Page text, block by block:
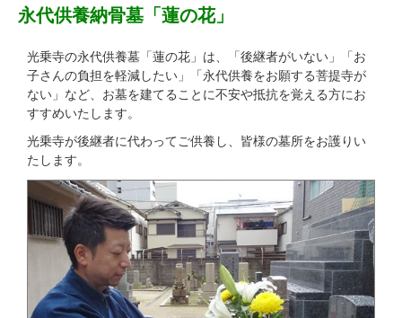
永代供養納骨墓「蓮の花」
光乗寺の永代供養墓「蓮の花」は、「後継者がいない」「お
子さんの負担を軽減したい」「永代供養をお願する菩提寺が
ない」など、お墓を建てることに不安や抵抗を覚える方にお
すすめいたします。
光乗寺が後継者に代わってご供養し、皆様の墓所をお護りい
たします。